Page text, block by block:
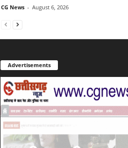
CG News - August 6, 2026
Advertisements